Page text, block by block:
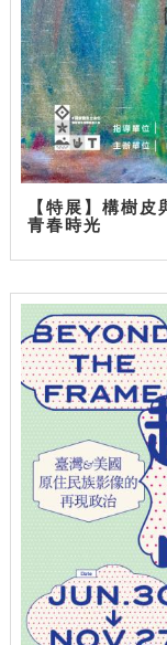
【特展】構樹
青春時光